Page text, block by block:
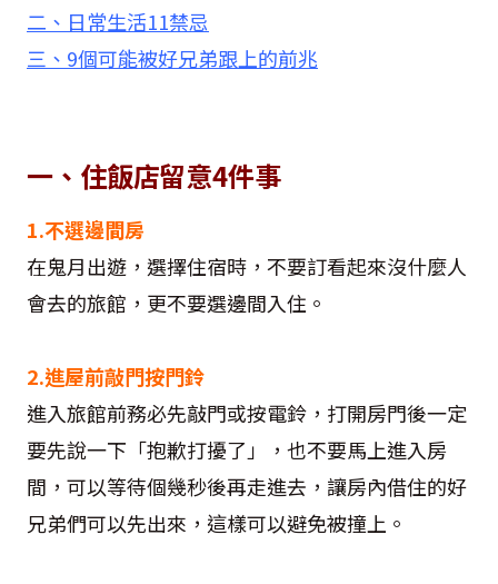
二、日常生活11禁忌
三、9個可能被好兄弟跟上的前兆
一、住飯店留意4件事
1.不選邊間房
在鬼月出遊，選擇住宿時，不要訂看起來沒什麼人
會去的旅館，更不要選邊間入住。
2.進屋前敲門按門鈴
進入旅館前務必先敲門或按電鈴，打開房門後一定
要先說一下「抱歉打擾了」，也不要馬上進入房
間，可以等待個幾秒後再走進去，讓房內借住的好
兄弟們可以先出來，這樣可以避免被撞上。